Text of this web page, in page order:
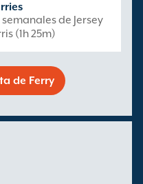
de Jersey
(1h 25m)
de Ferry